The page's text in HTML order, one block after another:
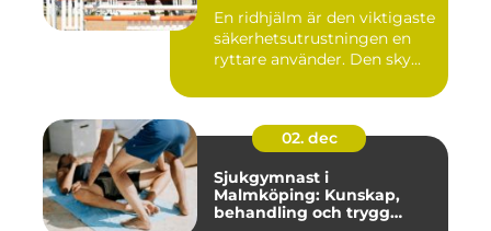
En ridhjälm är den viktigaste
säkerhetsutrustningen en
ryttare använder. Den sky...
02. dec
Sjukgymnast i
Malmköping: Kunskap,
behandling och trygg